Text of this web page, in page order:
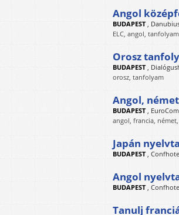
Angol
BUDAPEST,
ELC, angol, tanfolyam
Orosz
BUDAPEST,
orosz, tanfolyam
Angol,
BUDAPEST,
angol, francia,
Japán
BUDAPEST,
Angol
BUDAPEST,
Tanulj